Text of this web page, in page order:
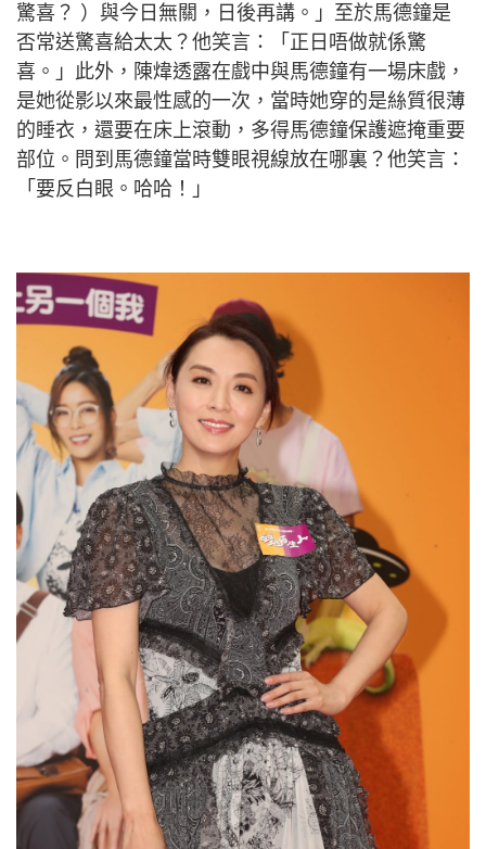
驚喜？ ）與今日無關，日後再講。」至於馬德鐘是
否常送驚喜給太太？他笑言：「正日唔做就係驚
喜。」此外，陳煒透露在戲中與馬德鐘有一場床戲，
是她從影以來最性感的一次，當時她穿的是絲質很薄
的睡衣，還要在床上滾動，多得馬德鐘保護遮掩重要
部位。問到馬德鐘當時雙眼視線放在哪裏？他笑言：
「要反白眼。哈哈！」